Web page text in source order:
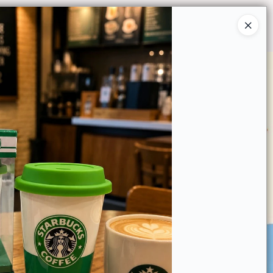
Ingresar a la Tienda
COMPRAR QUIÉNES SOMOS CONTACTO